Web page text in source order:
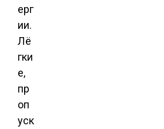
ерг
ии.
Лё
гки
е,
пр
оп
уск